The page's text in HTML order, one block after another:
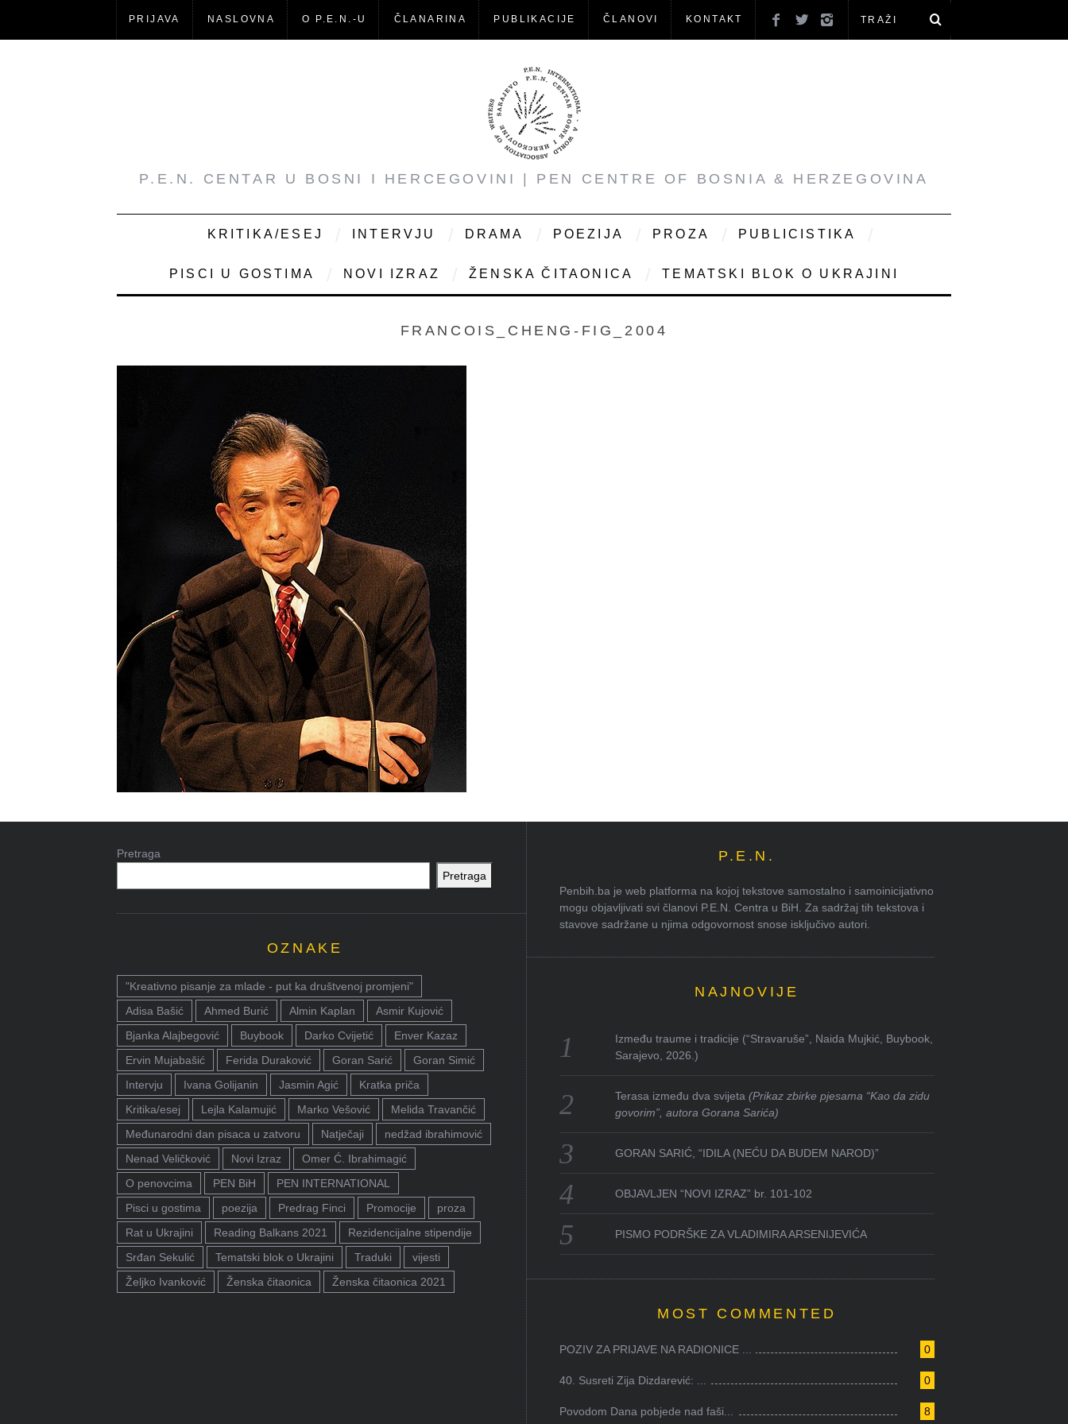
PRIJAVA NASLOVNA O P.E.N.-U ČLANARINA PUBLIKACIJE ČLANOVI KONTAKT
P.E.N. CENTAR U BOSNI I HERCEGOVINI | PEN CENTRE OF BOSNIA & HERZEGOVINA
KRITIKA/ESEJ INTERVJU DRAMA POEZIJA PROZA PUBLICISTIKA
PISCI U GOSTIMA NOVI IZRAZ ŽENSKA ČITAONICA TEMATSKI BLOK O UKRAJINI
FRANCOIS_CHENG-FIG_2004
Pretraga
Pretraga
OZNAKE
"Kreativno pisanje za mlade - put ka društvenoj promjeni"
Adisa Bašić
Ahmed Burić Almin Kaplan
Asmir Kujović
Bjanka Alajbegović
Buybook Darko Cvijetić
Enver Kazaz
Ervin Mujabašić
Ferida Duraković Goran Sarić
Goran Simić
Intervju
Ivana Golijanin Jasmin Agić
Kratka priča
Kritika/esej
Lejla Kalamujić Marko Vešović
Melida Travančić
Međunarodni dan pisaca u zatvoru
Natječaji
nedžad ibrahimović
Nenad Veličković
Novi Izraz
Omer Ć. Ibrahimagić
O penovcima
PEN BiH
PEN INTERNATIONAL
Pisci u gostima
poezija Predrag Finci Promocije
proza
Rat u Ukrajini
Reading Balkans 2021
Rezidencijalne stipendije
Srđan Sekulić
Tematski blok o Ukrajini Traduki
vijesti
Željko Ivanković
Ženska čitaonica Ženska čitaonica 2021
P.E.N.
Penbih.ba je web platforma na kojoj tekstove samostalno i samoinicijativno
mogu objavljivati svi članovi P.E.N. Centra u BiH. Za sadržaj tih tekstova i
stavove sadržane u njima odgovornost snose isključivo autori.
NAJNOVIJE
Između traume i tradicije (“Stravaruše”, Naida Mujkić, Buybook,
Sarajevo, 2026.)
Terasa između dva svijeta(Prikaz zbirke pjesama “Kao da zidu
govorim”, autora Gorana Sarića)
GORAN SARIĆ, “IDILA (NEĆU DA BUDEM NAROD)”
OBJAVLJEN “NOVI IZRAZ” br. 101-102
PISMO PODRŠKE ZA VLADIMIRA ARSENIJEVIĆA
MOST COMMENTED
0
POZIV ZA PRIJAVE NA RADIONICE ...
0
40. Susreti Zija Dizdarević: ...
8
Povodom Dana pobjede nad faši...